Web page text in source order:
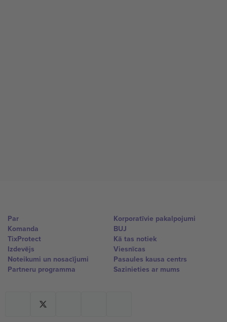
Par
Komanda
TixProtect
Izdevējs
Noteikumi un nosacījumi
Partneru programma
Korporatīvie pakalpojumi
BUJ
Kā tas notiek
Viesnīcas
Pasaules kausa centrs
Sazinieties ar mums